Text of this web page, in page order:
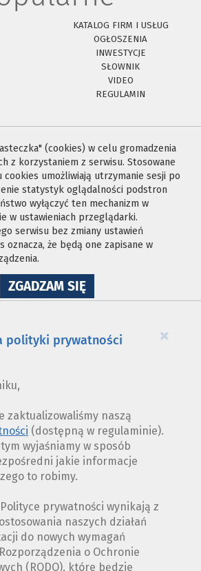
KATALOG FIRM I USŁUG
OGŁOSZENIA
INWESTYCJE
SŁOWNIK
VIDEO
REGULAMIN
(cookies) w celu gromadzenia
z korzystaniem z serwisu. Stosowane
umożliwiają utrzymanie sesji po
statystyk oglądalności podstron
wyłączyć ten mechanizm w
w ustawieniach przeglądarki.
serwisu bez zmiany ustawień
oznacza, że będą one zapisane w
ZGADZAM SIĘNA
WYKORZYSTANIE
×
polityki prywatności
zaktualizowaliśmy naszą
(dostępną w regulaminie).
wyjaśniamy w sposób
jakie informacje
to robimy.
prywatności wynikają z
naszych działań
do nowych wymagań
o Ochronie
(RODO), które będzie